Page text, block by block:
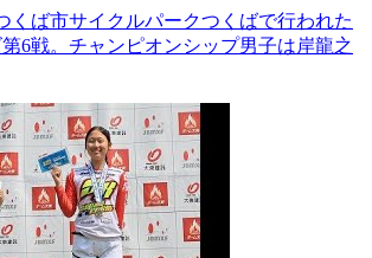
くば市サイクルパークつくばで行われた
6戦。チャンピオンシップ男子は岸龍之